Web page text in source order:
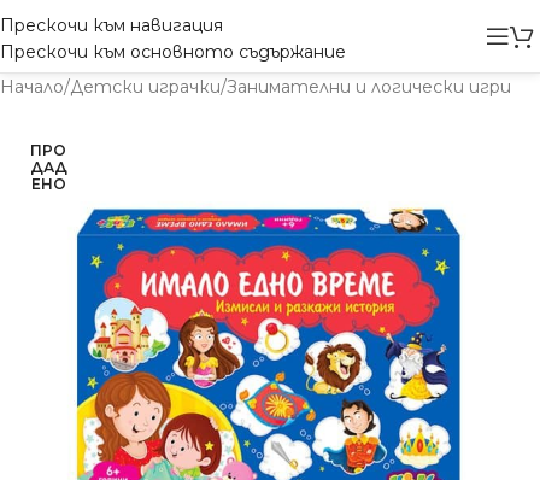
Прескочи към навигация
Прескочи към основното съдържание
Начало/Детски играчки/Занимателни и логически игри
ПРО
ДАД
ЕНО